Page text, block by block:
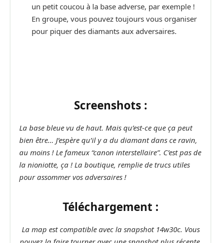
un petit coucou à la base adverse, par exemple !
En groupe, vous pouvez toujours vous organiser
pour piquer des diamants aux adversaires.
Screenshots :
La base bleue vu de haut. Mais qu’est-ce que ça peut
bien être… J’espère qu’il y a du diamant dans ce ravin,
au moins ! Le fameux “canon interstellaire”. C’est pas de
la nioniotte, ça ! La boutique, remplie de trucs utiles
pour assommer vos adversaires !
Téléchargement :
La map est compatible avec la snapshot 14w30c. Vous